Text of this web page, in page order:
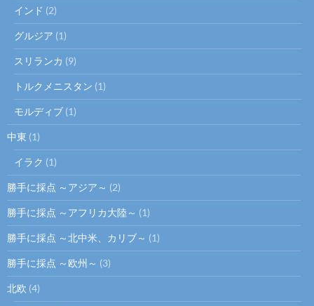
インド (2)
グルジア (1)
スリランカ (9)
トルクメニスタン (1)
モルディブ (1)
中東 (1)
イラク (1)
勝手に採点 ～アジア～ (2)
勝手に採点 ～アフリカ大陸～ (1)
勝手に採点 ～北中米、カリブ～ (1)
勝手に採点 ～欧州～ (3)
北欧 (4)